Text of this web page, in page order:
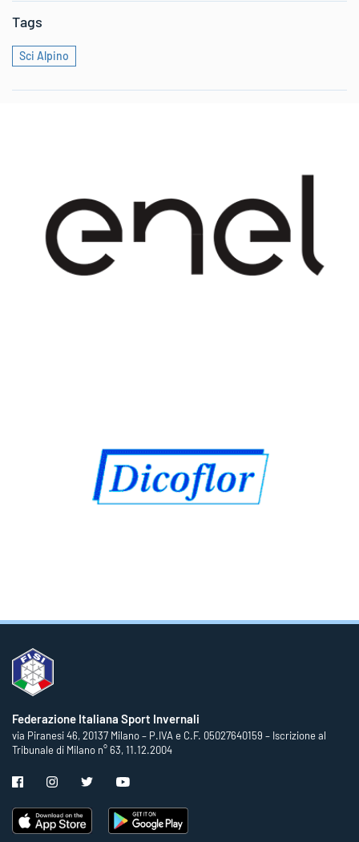
Tags
Sci Alpino
Federazione Italiana Sport Invernali
via Piranesi 46, 20137 Milano – P.IVA e C.F. 05027640159 – Iscrizione al
Tribunale di Milano n° 63, 11.12.2004